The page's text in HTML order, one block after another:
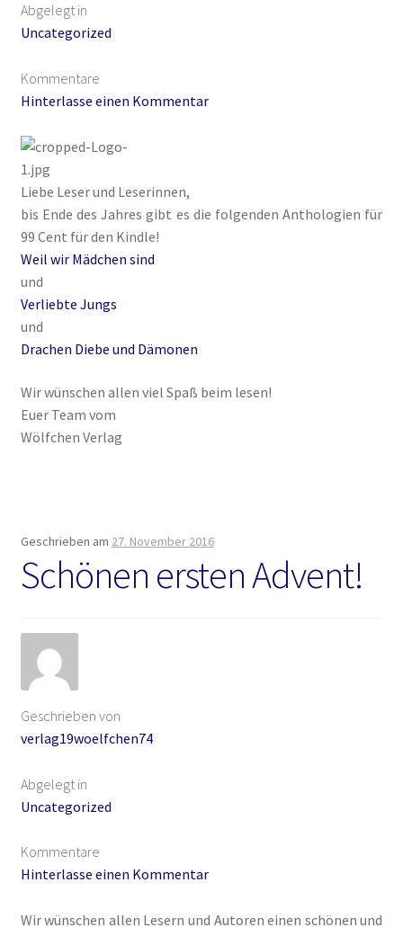
Gilbert Faunus – Im Schatten des Zweihorns
Im Schatten des Wolfsmondes – Der letzte Alpha
In 50 Tagen zur Mrs. Grey
Jamies Quest – Aufgabe gesucht
Jamies Quest – Oben ist Unten
Kasse
Liebesromane
Mordsfreundin
Rückkehr in das Tal der Silberwölfe
Shop
Spiel mit mir
Abgelegt in
Uncategorized
Kommentare
Hinterlasse einen Kommentar
Liebe Leser und Leserinnen,
bis Ende des Jahres gibt es die folgenden Anthologien für
99 Cent für den Kindle!
Weil wir Mädchen sind
und
Verliebte Jungs
und
Drachen Diebe und Dämonen
Wir wünschen allen viel Spaß beim lesen!
Euer Team vom
Wölfchen Verlag
Geschrieben am 27. November 2016
Schönen ersten Advent!
Geschrieben von
verlag19woelfchen74
Abgelegt in
Uncategorized
Kommentare
Hinterlasse einen Kommentar
Wir wünschen allen Lesern und Autoren einen schönen und